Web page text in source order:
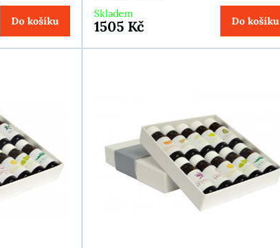
Do košíku
Skladem
1505 Kč Do košíku